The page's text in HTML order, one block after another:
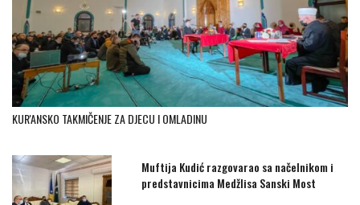
KUR'ANSKO TAKMIČENJE ZA DJECU I OMLADINU
Muftija Kudić razgovarao sa načelnikom i
predstavnicima Medžlisa Sanski Most